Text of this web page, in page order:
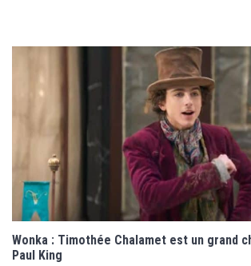
Wonka : Timothée Chalamet est un grand
Paul King